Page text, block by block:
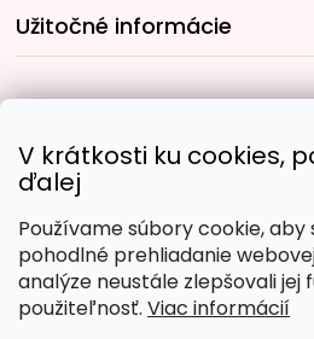
V krátkosti ku cookies,
ďalej
Používame súbory cookie, aby
pohodlné prehliadanie
analýze neustále zlepšovali jej
použiteľnosť. Viac informácií
Užitočné informácie
Obľúbené